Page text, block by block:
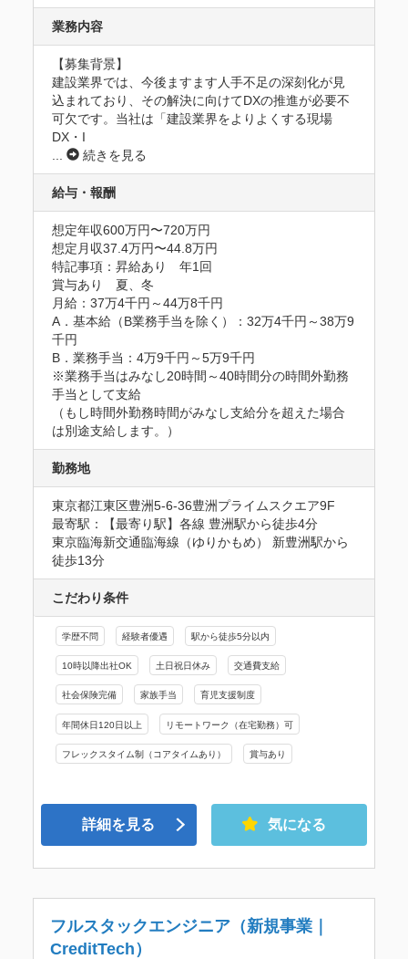
業務内容
【募集背景】
建設業界では、今後ますます人手不足の深刻化が見
込まれており、その解決に向けてDXの推進が必要不
可欠です。当社は「建設業界をよりよくする現場
DX・I
続きを見る
給与・報酬
想定年収600万円〜720万円
想定月収37.4万円〜44.8万円
特記事項：昇給あり　年1回
賞与あり　夏、冬
月給：37万4千円～44万8千円
A．基本給（B業務手当を除く）：32万4千円～38万9
千円
B．業務手当：4万9千円～5万9千円
※業務手当はみなし20時間～40時間分の時間外勤務
手当として支給
（もし時間外勤務時間がみなし支給分を超えた場合
は別途支給します。）
勤務地
東京都江東区豊洲5-6-36豊洲プライムスクエア9F
最寄駅：【最寄り駅】各線 豊洲駅から徒歩4分
東京臨海新交通臨海線（ゆりかもめ） 新豊洲駅から
徒歩13分
こだわり条件
学歴不問 経験者優遇 駅から徒歩5分以内
10時以降出社OK 土日祝日休み 交通費支給
社会保険完備 家族手当 育児支援制度
年間休日120日以上 リモートワーク（在宅勤務）可
フレックスタイム制（コアタイムあり） 賞与あり
詳細を見る 気になる
フルスタックエンジニア（新規事業｜
CreditTech）